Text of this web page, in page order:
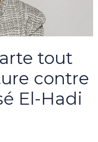
tout
contre
El-Hadi